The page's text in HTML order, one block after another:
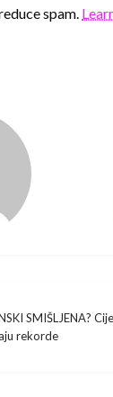
spam.
SMIŠLJENA?
rekorde